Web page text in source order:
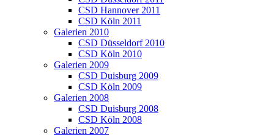
CSD Hannover 2011
CSD Köln 2011
Galerien 2010
CSD Düsseldorf 2010
CSD Köln 2010
Galerien 2009
CSD Duisburg 2009
CSD Köln 2009
Galerien 2008
CSD Duisburg 2008
CSD Köln 2008
Galerien 2007